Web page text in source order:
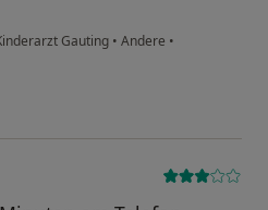
Gauting • Andere •